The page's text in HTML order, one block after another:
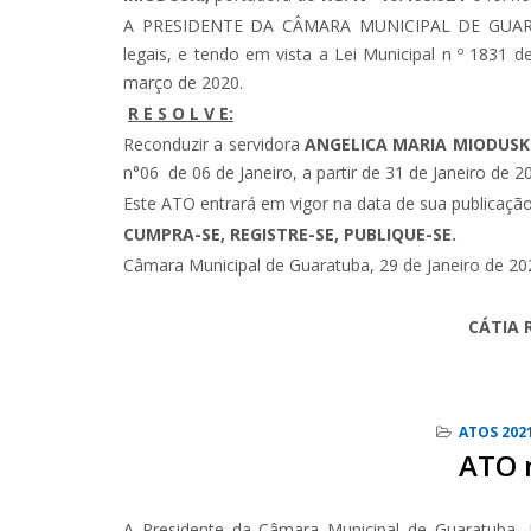
A PRESIDENTE DA CÂMARA MUNICIPAL DE
legais, e tendo em vista a Lei Municipal n º 1831
março de 2020.
R E S O L V E:
Reconduzir a servidoraANGELICA MARIA
n°06 de 06 de Janeiro, a partir de 31 de Janeiro de
Este ATO entrará em vigor na data de sua
CUMPRA-SE, REGISTRE-SE, PUBLIQUE-SE.
Câmara Municipal de Guaratuba, 29 de Janeiro de
CÁTIA
ATOS
ATO